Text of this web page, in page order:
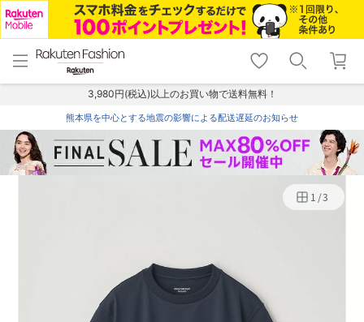
menu home
トップ
shopping_cart lock_outline
ログイン
3,980円(税込)以上のお買い物で送料無料！
熊本県を中心とする地震の影響による配送遅延のお知らせ
1 /3